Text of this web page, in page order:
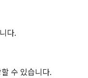
다.
수 있습니다.